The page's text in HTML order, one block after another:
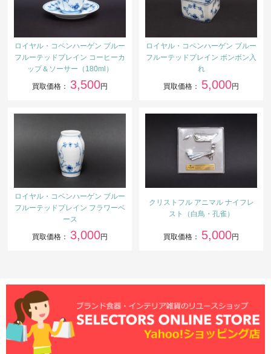
ロイヤル・コペンハーゲン ブルー
フルーテッドプレイン コーヒーカ
ップ＆ソーサー（180ml）
買取価格： 3,500円
ロイヤル・コペンハーゲン ブルー
フルーテッドプレイン ボンボン入
れ
買取価格： 5,000円
ロイヤル・コペンハーゲン ブルー
フルーテッドプレイン フラワーベ
ース
買取価格： 3,000円
クリストフル アニマル ナイフレ
スト（白鳥・孔雀）
買取価格： 5,000円